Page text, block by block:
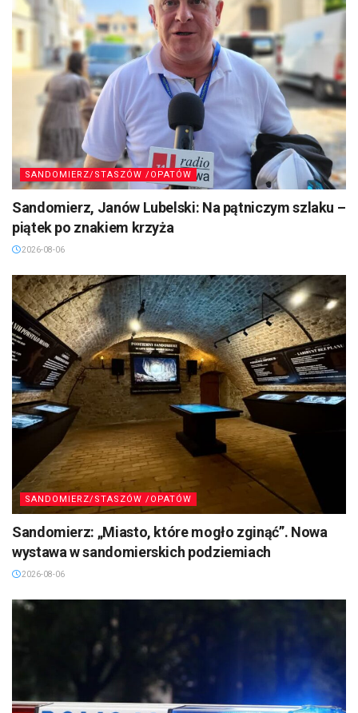
SANDOMIERZ/STASZÓW /OPATÓW
Sandomierz, Janów Lubelski: Na pątniczym szlaku –
piątek po znakiem krzyża
2026-08-06
SANDOMIERZ/STASZÓW /OPATÓW
Sandomierz: „Miasto, które mogło zginąć”. Nowa
wystawa w sandomierskich podziemiach
2026-08-06